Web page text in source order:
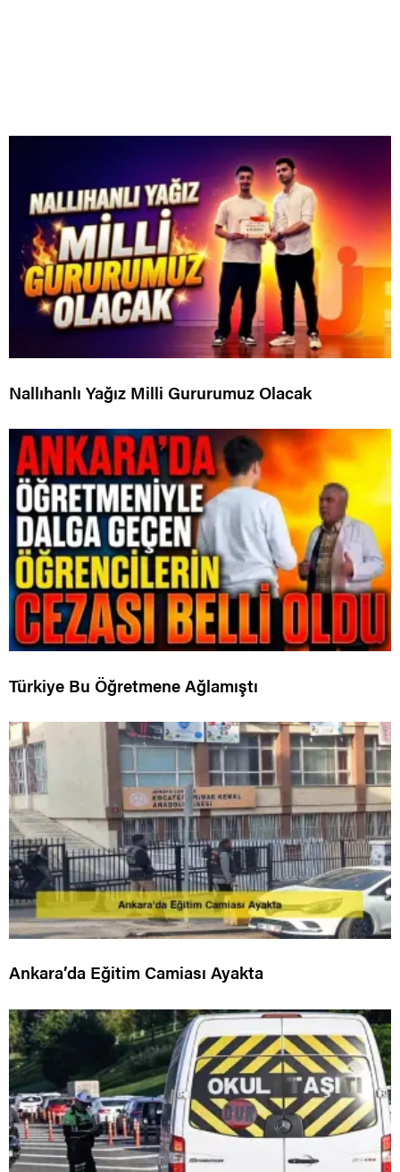
Nallıhanlı Yağız Milli Gururumuz Olacak
Türkiye Bu Öğretmene Ağlamıştı
Ankara’da Eğitim Camiası Ayakta